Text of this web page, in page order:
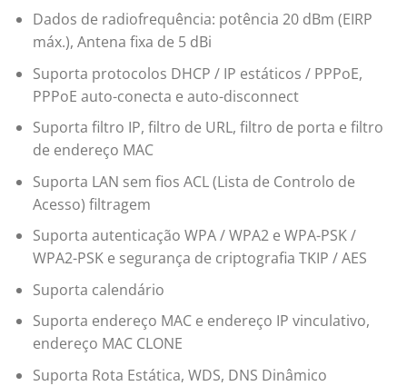
Dados de radiofrequência: potência 20 dBm (EIRP
máx.), Antena fixa de 5 dBi
Suporta protocolos DHCP / IP estáticos / PPPoE,
PPPoE auto-conecta e auto-disconnect
Suporta filtro IP, filtro de URL, filtro de porta e filtro
de endereço MAC
Suporta LAN sem fios ACL (Lista de Controlo de
Acesso) filtragem
Suporta autenticação WPA / WPA2 e WPA-PSK /
WPA2-PSK e segurança de criptografia TKIP / AES
Suporta calendário
Suporta endereço MAC e endereço IP vinculativo,
endereço MAC CLONE
Suporta Rota Estática, WDS, DNS Dinâmico